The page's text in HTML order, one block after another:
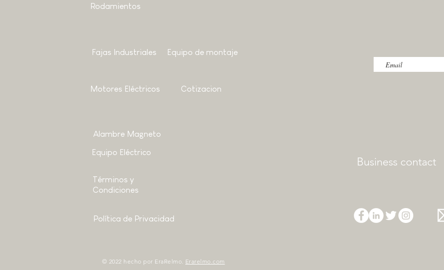
Rodamientos
Fajas Industriales Equipo de montaje
Motores Eléctricos Cotizacion
Alambre Magneto
Equipo Eléctrico
Business contact
Términos y
Condiciones
Política de Privacidad
© 2022 hecho por EraRelmo. Erarelmo.com